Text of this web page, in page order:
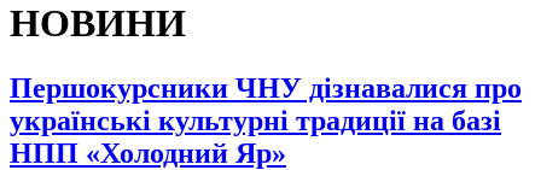
НОВИНИ
Першокурсники ЧНУ дізнавалися про
українські культурні традиції на базі
НПП «Холодний Яр»